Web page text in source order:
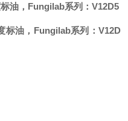
油 ，Fungilab系列： V12D5
标油 ，Fungilab系列：V12D